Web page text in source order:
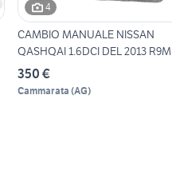
4
CAMBIO MANUALE NISSAN
QASHQAI 1.6DCI DEL 2013 R9M
350 €
Cammarata (AG)